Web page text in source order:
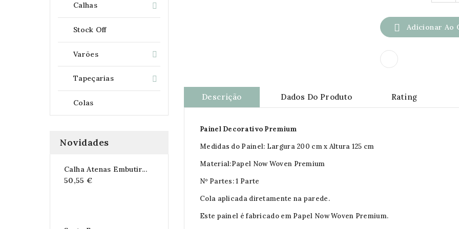

Calhas
Stock Off

Varões

Tapeçarias
Colas
Novidades
Calha Atenas Embutir...
50,55 €
 Adicionar Ao
Descrição Dados Do Produto Rating
Painel Decorativo Premium
Medidas do Painel: Largura 200 cm x Altura 125 cm
Material:Papel Now Woven Premium
Nº Partes: 1 Parte
Cola aplicada diretamente na parede.
Este painel é fabricado em Papel Now Woven Premium.